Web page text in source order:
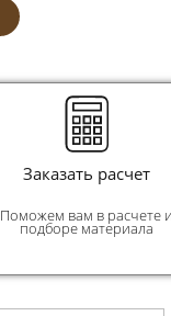
Заказать расчет
Поможем вам в расчете и
подборе материала